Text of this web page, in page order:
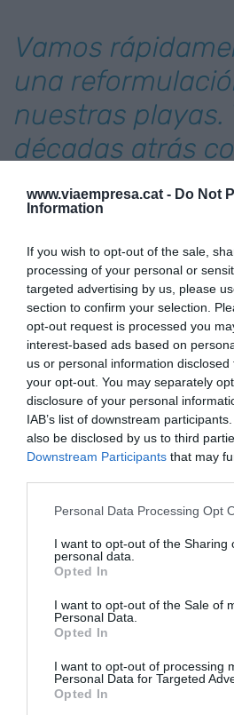
www.viaempresa.cat - Do Not
Information
If you wish to opt-out of the sale,
processing of your personal or
targeted advertising by us, please
section to confirm your selection.
opt-out request is processed you
interest-based ads based on
us or personal information
your opt-out. You may separately
disclosure of your personal
IAB’s list of downstream
also be disclosed by us to third
Downstream Participants that may
Personal Data Processing Opt
I want to opt-out of the Sharing
personal data.
Opted In
I want to opt-out of the Sale of
Personal Data.
Opted In
I want to opt-out of processing
Personal Data for Targeted
Opted In
Vamos
una
nuestras playas.
décadas atrás
superpoblación
chiringuitos
Pues bien, este verano
una reformulación de
décadas atrás con la
chiringuitos. Omnipresentes.
territorio y el paisaje. Justo
el que estamos avanzando
del espacio natural, hacia la
de los negocios turísticos
algo permanente, hacia la
liberar la holgura y mejorar
a lo largo de todo el año,
baja calidad de oferta, que
sobre las playas y reprochan
Los permisos que se
bastante reducidos. Esto
constituyan negocios muy